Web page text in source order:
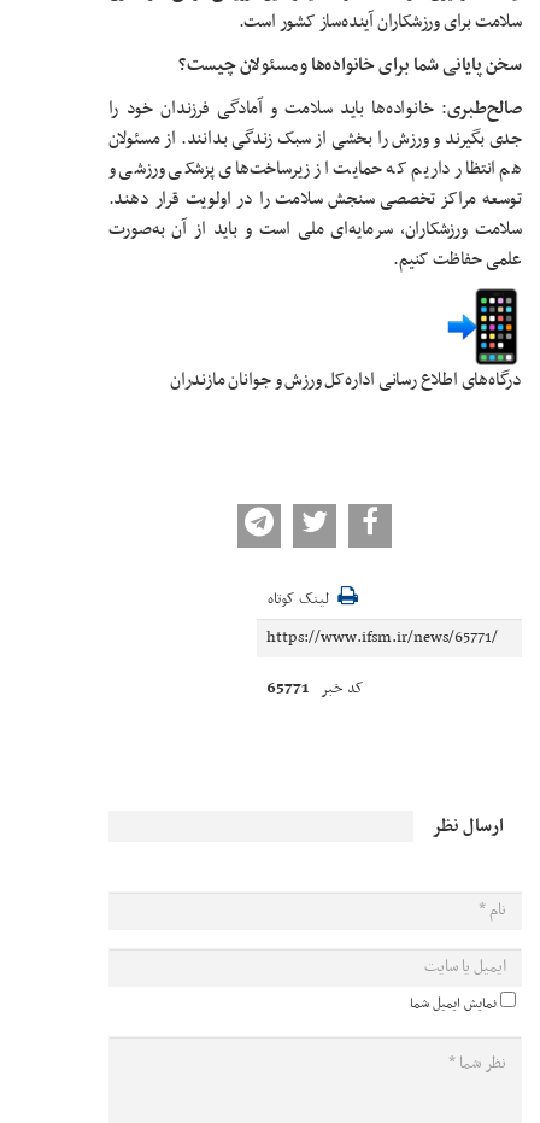
سلامت برای ورزشکاران آینده‌ساز کشور است.
سخن پایانی شما برای خانواده‌ها و مسئولان چیست؟
صالح‌طبری: خانواده‌ها باید سلامت و آمادگی فرزندان خود را
جدی بگیرند و ورزش را بخشی از سبک زندگی بدانند. از مسئولان
هم انتظار داریم که حمایت از زیرساخت‌های پزشکی ورزشی و
توسعه مراکز تخصصی سنجش سلامت را در اولویت قرار دهند.
سلامت ورزشکاران، سرمایه‌ای ملی است و باید از آن به‌صورت
علمی حفاظت کنیم.
درگاه‌های اطلاع رسانی اداره‌کل ورزش و جوانان مازندران
لینک کوتاه
کد خبر 65771
ارسال نظر
نمایش ایمیل شما